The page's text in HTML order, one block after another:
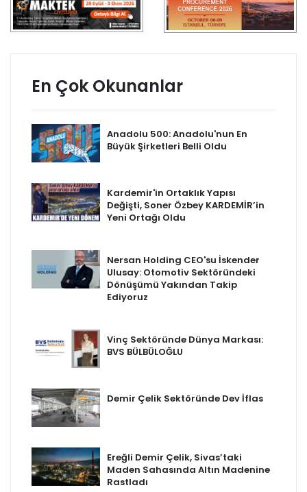
En Çok Okunanlar
Anadolu 500: Anadolu'nun En
Büyük Şirketleri Belli Oldu
Kardemir'in Ortaklık Yapısı
Değişti, Soner Özbey KARDEMİR’in
Yeni Ortağı Oldu
Nersan Holding CEO'su İskender
Ulusay: Otomotiv Sektöründeki
Dönüşümü Yakından Takip
Ediyoruz
Vinç Sektöründe Dünya Markası:
BVS BÜLBÜLOĞLU
Demir Çelik Sektöründe Dev İflas
Ereğli Demir Çelik, Sivas’taki
Maden Sahasında Altın Madenine
Rastladı